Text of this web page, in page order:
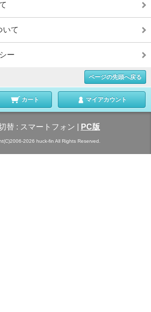
いて
ー
ページの先頭へ戻る
カート マイアカウント
替 : スマートフォン PC版
2026 huck-fin All Rights Reserved.